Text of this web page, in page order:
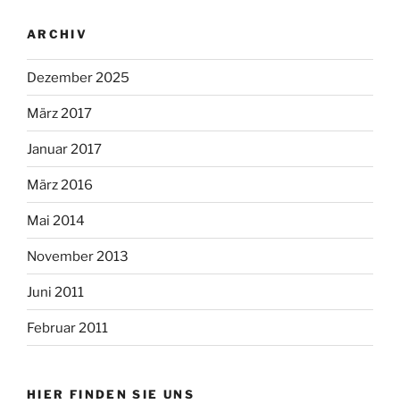
ARCHIV
Dezember 2025
März 2017
Januar 2017
März 2016
Mai 2014
November 2013
Juni 2011
Februar 2011
HIER FINDEN SIE UNS